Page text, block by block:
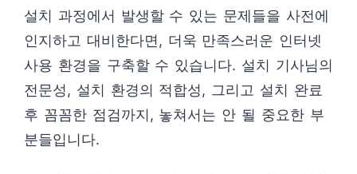
설치 과정에서 발생할 수 있는 문제들을 사전에
인지하고 대비한다면, 더욱 만족스러운 인터넷
사용 환경을 구축할 수 있습니다. 설치 기사님의
전문성, 설치 환경의 적합성, 그리고 설치 완료
후 꼼꼼한 점검까지, 놓쳐서는 안 될 중요한 부
분들입니다.